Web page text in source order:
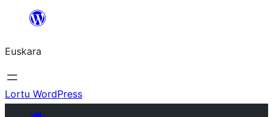
Euskara
Lortu WordPress